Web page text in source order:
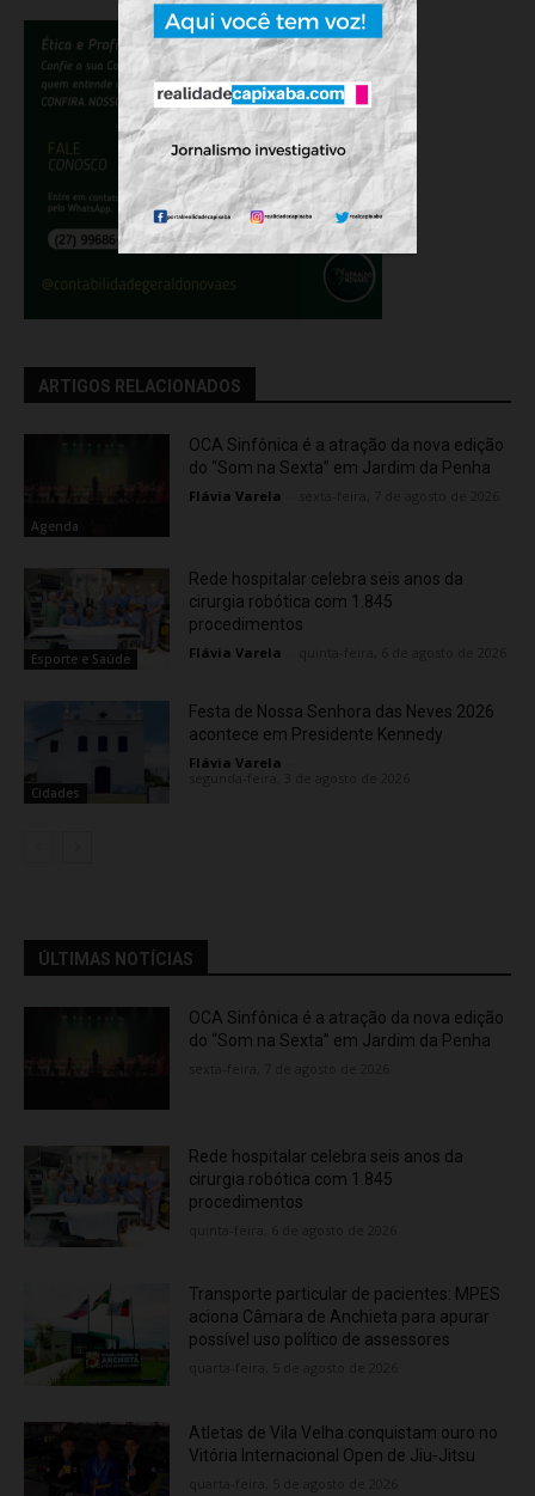
ARTIGOS RELACIONADOS
Agenda
OCA Sinfônica é a atração da nova edição
do “Som na Sexta” em Jardim da Penha
Flávia Varela
Esporte e Saúde
Rede hospitalar celebra seis anos da
cirurgia robótica com 1.845
procedimentos
Flávia Varela
Cidades
Festa de Nossa Senhora das Neves 2026
acontece em Presidente Kennedy
Flávia Varela
ÚLTIMAS NOTÍCIAS
OCA Sinfônica é a atração da nova edição
do “Som na Sexta” em Jardim da Penha
Rede hospitalar celebra seis anos da
cirurgia robótica com 1.845
procedimentos
Transporte particular de pacientes: MPES
aciona Câmara de Anchieta para apurar
possível uso político de assessores
Atletas de Vila Velha conquistam ouro no
Vitória Internacional Open de Jiu-Jitsu